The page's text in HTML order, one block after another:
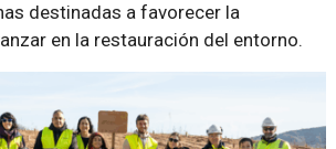
destinadas a favorecer la
en la restauración del entorno.